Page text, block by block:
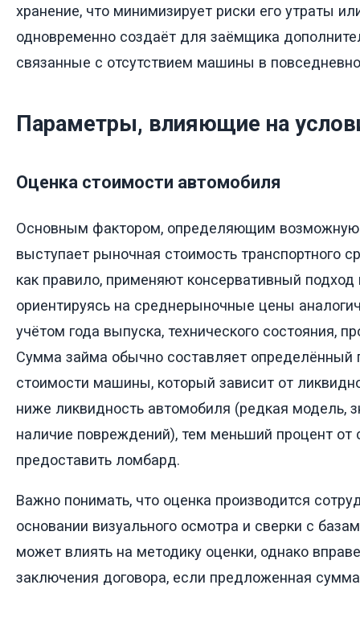
хранение, что минимизирует риски его утраты
одновременно создаёт для заёмщика
связанные с отсутствием машины в
Параметры, влияющие на
Оценка стоимости автомобиля
Основным фактором, определяющим
выступает рыночная стоимость транспортного
как правило, применяют консервативный подход
ориентируясь на среднерыночные цены
учётом года выпуска, технического состояния,
Сумма займа обычно составляет определённый
стоимости машины, который зависит от
ниже ликвидность автомобиля (редкая модель,
наличие повреждений), тем меньший процент от
предоставить ломбард.
Важно понимать, что оценка производится
основании визуального осмотра и сверки с
может влиять на методику оценки, однако
заключения договора, если предложенная сумма